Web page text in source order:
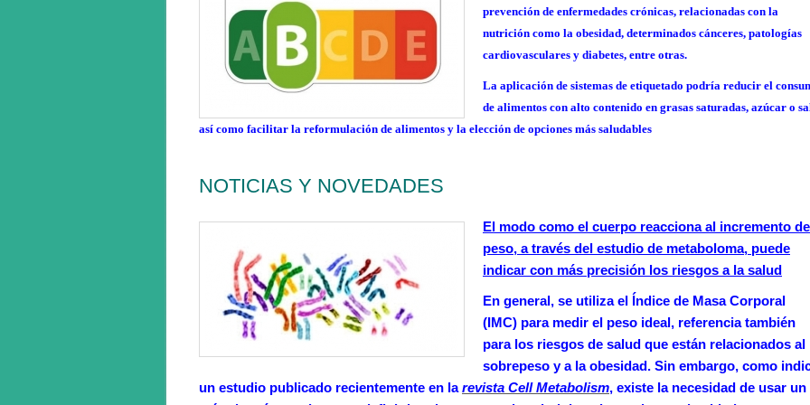
prevención de enfermedades crónicas, relacionadas con la
nutrición como la obesidad, determinados cánceres, patologías
cardiovasculares y diabetes, entre otras.
La aplicación de sistemas de etiquetado podría reducir el
de alimentos con alto contenido en grasas saturadas, azúcar o
así como facilitar la reformulación de alimentos y la elección de opciones más saludables
NOTICIAS Y NOVEDADES
El modo como el cuerpo reacciona al incremento de
peso, a través del estudio de metaboloma, puede
indicar con más precisión los riesgos a la salud
En general, se utiliza el Índice de Masa Corporal
(IMC) para medir el peso ideal, referencia también
para los riesgos de salud que están relacionados al
sobrepeso y a la obesidad. Sin embargo, como
un estudio publicado recientemente en larevista Cell Metabolism, existe la necesidad de usar un